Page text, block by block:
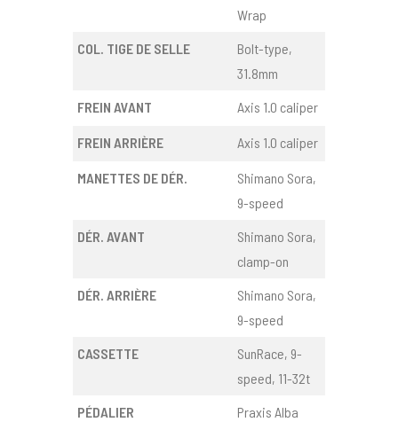
Wrap
COL. TIGE DE SELLE
Bolt-type,
31.8mm
FREIN AVANT
Axis 1.0 caliper
FREIN ARRIÈRE Axis 1.0 caliper
MANETTES DE DÉR.
Shimano Sora,
9-speed
DÉR. AVANT
Shimano Sora,
clamp-on
DÉR. ARRIÈRE
Shimano Sora,
9-speed
CASSETTE
SunRace, 9-
speed, 11-32t
PÉDALIER
Praxis Alba